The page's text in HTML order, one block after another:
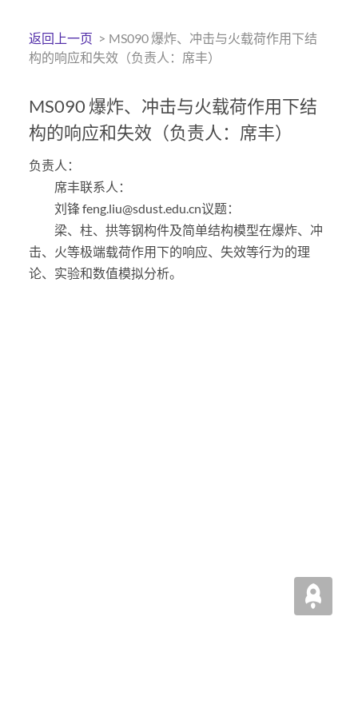
返回上一页 > MS090 爆炸、冲击与火载荷作用下结
构的响应和失效（负责人：席丰）
MS090 爆炸、冲击与火载荷作用下结
构的响应和失效（负责人：席丰）
负责人：
席丰联系人：
刘锋 feng.liu@sdust.edu.cn议题：
梁、柱、拱等钢构件及简单结构模型在爆炸、冲
击、火等极端载荷作用下的响应、失效等行为的理
论、实验和数值模拟分析。